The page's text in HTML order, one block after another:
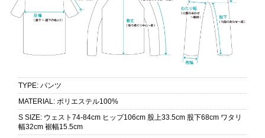
TYPE: パンツ
MATERIAL: ポリエステル100%
S SIZE: ウェスト74-84cm ヒップ106cm 股上33.5cm 股下68cm ワタリ
幅32cm 裾幅15.5cm